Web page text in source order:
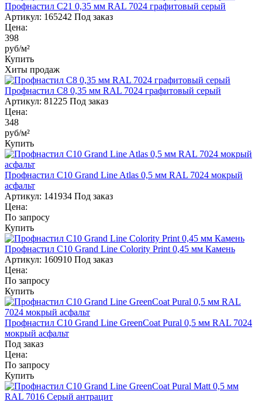
Профнастил С21 0,35 мм RAL 7024 графитовый серый
Артикул: 165242 Под заказ
Цена:
398
руб/м²
Купить
Хиты продаж
Профнастил С8 0,35 мм RAL 7024 графитовый серый
Артикул: 81225 Под заказ
Цена:
348
руб/м²
Купить
Профнастил С10 Grand Line Atlas 0,5 мм RAL 7024 мокрый
асфальт
Артикул: 141934 Под заказ
Цена:
По запросу
Купить
Профнастил С10 Grand Line Colority Print 0,45 мм Камень
Артикул: 160910 Под заказ
Цена:
По запросу
Купить
Профнастил С10 Grand Line GreenCoat Pural 0,5 мм RAL 7024
мокрый асфальт
Под заказ
Цена:
По запросу
Купить